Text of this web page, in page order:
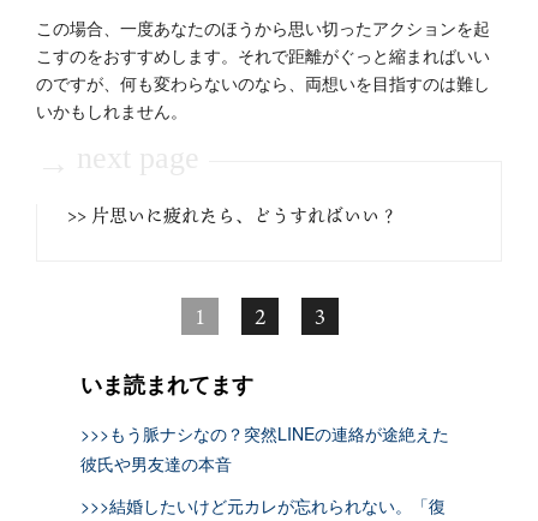
この場合、一度あなたのほうから思い切ったアクションを起
こすのをおすすめします。それで距離がぐっと縮まればいい
のですが、何も変わらないのなら、両想いを目指すのは難し
いかもしれません。
>> 片思いに疲れたら、どうすればいい？
1 2 3
いま読まれてます
>>>もう脈ナシなの？突然LINEの連絡が途絶えた
彼氏や男友達の本音
>>>結婚したいけど元カレが忘れられない。「復